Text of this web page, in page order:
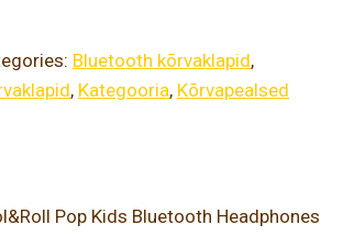
Bluetooth kõrvaklapid,
, Kategooria, Kõrvapealsed
Pop Kids Bluetooth Headphones